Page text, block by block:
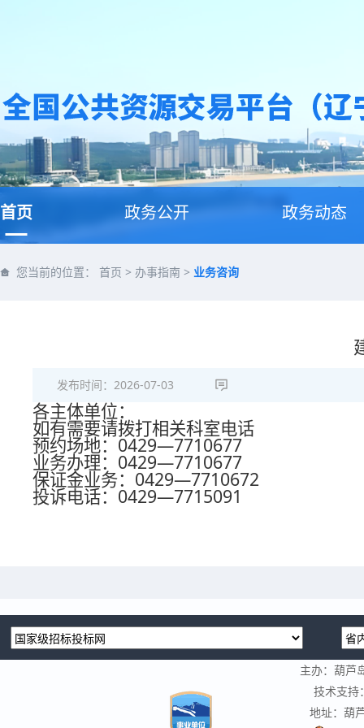
首页 政务公开 政务动态
您当前的位置： 首页 > 办事指南 > 业务咨询
发布时间： 2026-07-03
各主体单位：
如有需要请拨打相关科室电话
预约场地：0429—7710677
业务办理：0429—7710677
保证金业务：0429—7710672
投诉电话：0429—7715091
主办：葫芦
技术支持
地址：葫